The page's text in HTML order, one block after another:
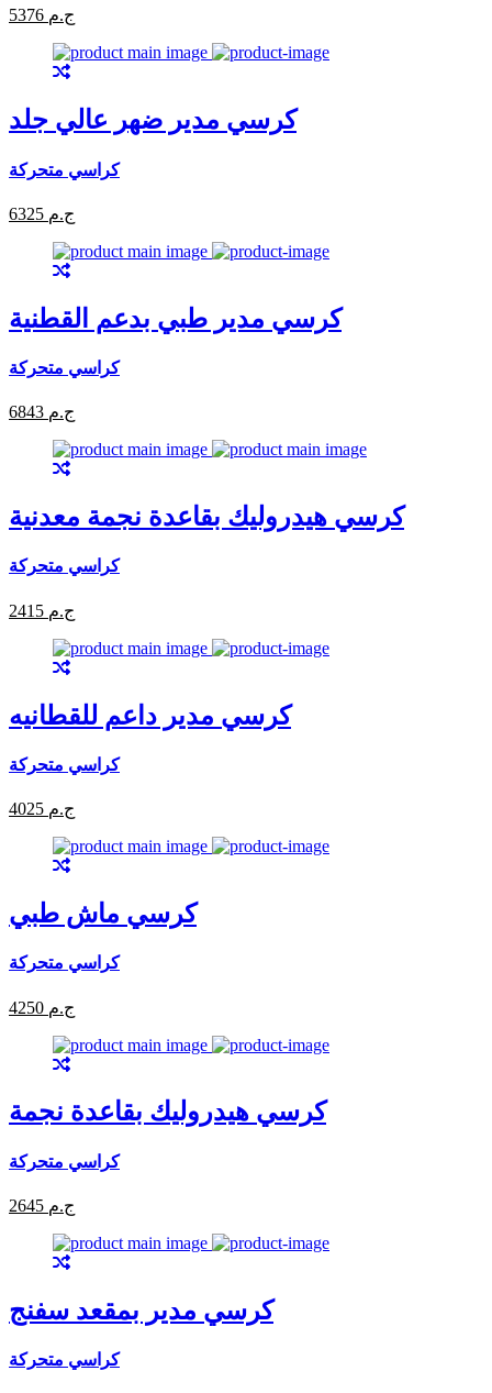
5376 ج.م
كرسي مدير ضهر عالي جلد
كراسي متحركة
6325 ج.م
كرسي مدير طبي بدعم القطنية
كراسي متحركة
6843 ج.م
كرسي هيدروليك بقاعدة نجمة معدنية
كراسي متحركة
2415 ج.م
كرسي مدير داعم للقطانيه
كراسي متحركة
4025 ج.م
كرسي ماش طبي
كراسي متحركة
4250 ج.م
كرسي هيدروليك بقاعدة نجمة
كراسي متحركة
2645 ج.م
كرسي مدير بمقعد سفنج
كراسي متحركة